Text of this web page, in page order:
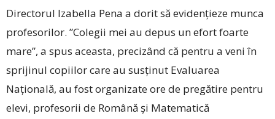
Directorul Izabella Pena a dorit să evidențieze munca
profesorilor. ”Colegii mei au depus un efort foarte
mare”, a spus aceasta, precizând că pentru a veni în
sprijinul copiilor care au susținut Evaluarea
Națională, au fost organizate ore de pregătire pentru
elevi, profesorii de Română și Matematică